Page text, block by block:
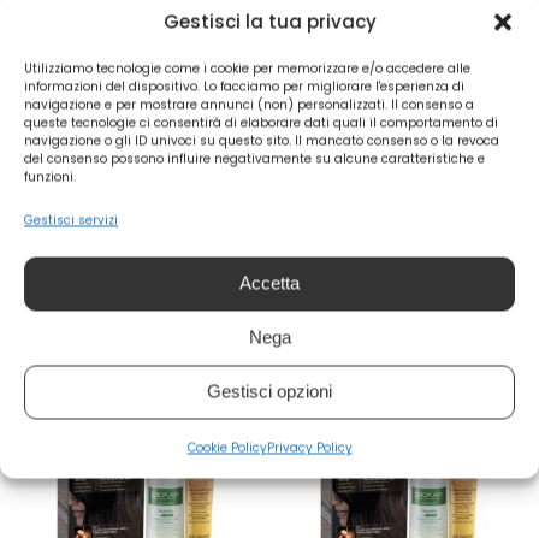
Gestisci la tua privacy
Utilizziamo tecnologie come i cookie per memorizzare e/o accedere alle
informazioni del dispositivo. Lo facciamo per migliorare l'esperienza di
navigazione e per mostrare annunci (non) personalizzati. Il consenso a
queste tecnologie ci consentirà di elaborare dati quali il comportamento di
navigazione o gli ID univoci su questo sito. Il mancato consenso o la revoca
del consenso possono influire negativamente su alcune caratteristiche e
funzioni.
Gestisci servizi
Accetta
Nega
Gestisci opzioni
Cookie PolicyPrivacy Policy
Biokap Nutricolor Delicato
| Bios Line
Miele | Bios Line